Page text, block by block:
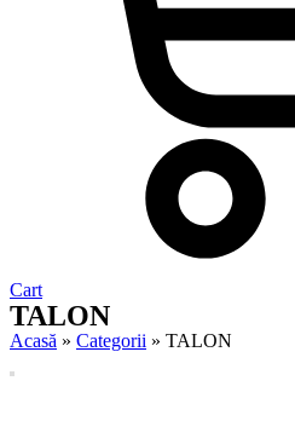
Cart
TALON
Acasă » Categorii » TALON